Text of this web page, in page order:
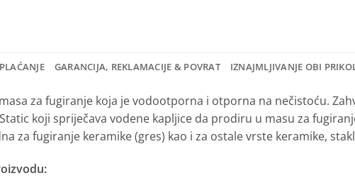
PLAĆANJE GARANCIJA, REKLAMACIJE & POVRAT IZNAJMLJIVANJE OBI
masa za fugiranje koja je vodootporna i otporna na nečistoću.
koji spriječava vodene kapljice da prodiru u masu za
za fugiranje keramike (gres) kao i za ostale vrste keramike,